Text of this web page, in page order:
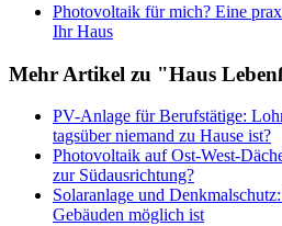
Photovoltaik für mich? Eine
Ihr Haus
Mehr Artikel zu "Haus
PV-Anlage für Berufstätige:
tagsüber niemand zu Hause ist?
Photovoltaik auf Ost-West-
zur Südausrichtung?
Solaranlage und
Gebäuden möglich ist